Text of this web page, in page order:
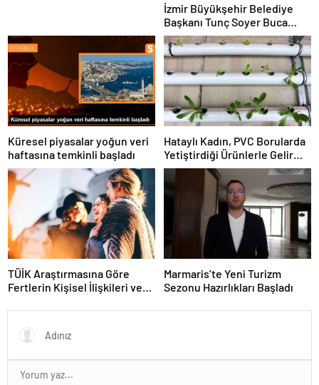
İzmir Büyükşehir Belediye
Başkanı Tunç Soyer Buca
Onat Tüneli çalışmalarını
inceledi
Küresel piyasalar yoğun veri
haftasına temkinli başladı
Hataylı Kadın, PVC Borularda
Yetiştirdiği Ürünlerle Gelir
Elde Ediyor
TÜİK Araştırmasına Göre
Fertlerin Kişisel İlişkileri ve
Marmaris’te Yeni Turizm
Sezonu Hazırlıkları Başladı